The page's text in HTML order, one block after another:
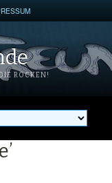
ROCKEN!